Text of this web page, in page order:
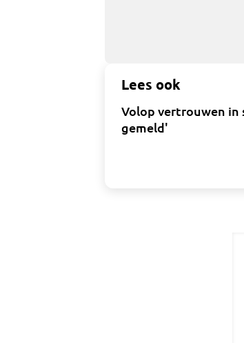
Lees ook
Volop vertrouwen in
gemeld'